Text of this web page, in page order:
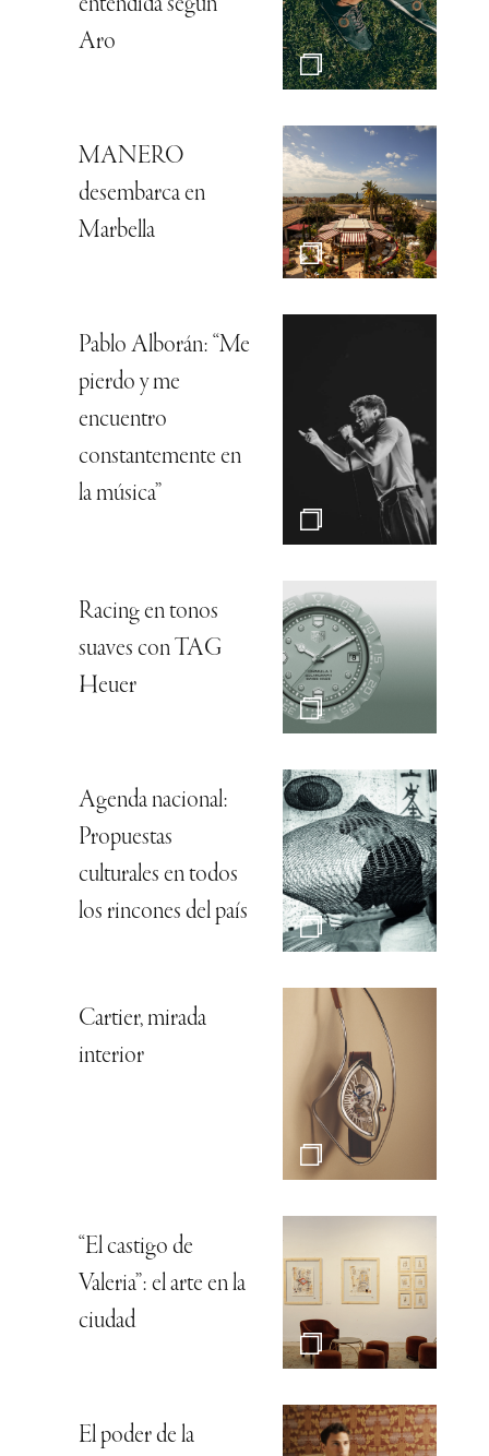
entendida según
Aro
MANERO
desembarca en
Marbella
Pablo Alborán: “Me
pierdo y me
encuentro
constantemente en
la música”
Racing en tonos
suaves con TAG
Heuer
Agenda nacional:
Propuestas
culturales en todos
los rincones del país
Cartier, mirada
interior
“El castigo de
Valeria”: el arte en la
ciudad
El poder de la